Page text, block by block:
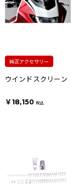
純正アクセサリー
ウインドスクリーン
￥18,150 税込